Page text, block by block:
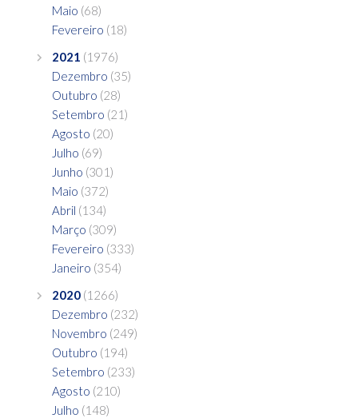
Maio (68)
Fevereiro (18)
2021 (1976)
Dezembro (35)
Outubro (28)
Setembro (21)
Agosto (20)
Julho (69)
Junho (301)
Maio (372)
Abril (134)
Março (309)
Fevereiro (333)
Janeiro (354)
2020 (1266)
Dezembro (232)
Novembro (249)
Outubro (194)
Setembro (233)
Agosto (210)
Julho (148)